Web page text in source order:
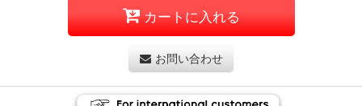
カートに入れる
お問い合わせ